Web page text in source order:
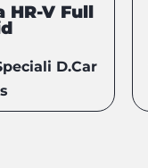
HR-V Full
D.Car